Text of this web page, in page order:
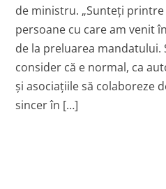
de ministru. „Sunteți
persoane cu care am venit
de la preluarea mandatului.
consider că e normal, ca
și asociațiile să colaboreze
sincer în […]